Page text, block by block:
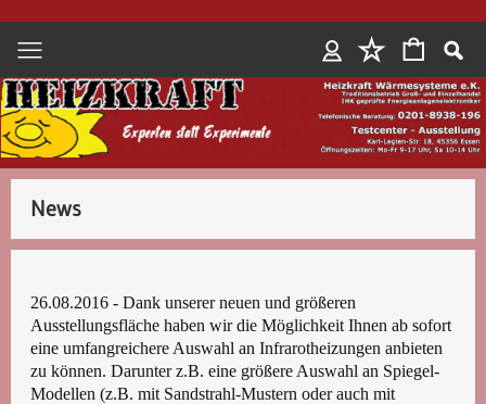
Anmelden
News
26.08.2016 - Dank unserer neuen und größeren
Ausstellungsfläche haben wir die Möglichkeit Ihnen ab sofort
eine umfangreichere Auswahl an Infrarotheizungen anbieten
zu können. Darunter z.B. eine größere Auswahl an Spiegel-
Modellen (z.B. mit Sandstrahl-Mustern oder auch mit